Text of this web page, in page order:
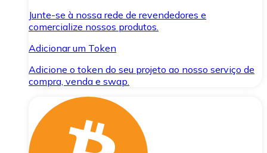
Junte-se à nossa rede de revendedores e
comercialize nossos produtos.
Adicionar um Token
Adicione o token do seu projeto ao nosso serviço de
compra, venda e swap.